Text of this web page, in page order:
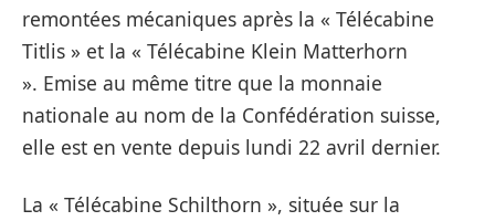
remontées mécaniques après la « Télécabine
Titlis » et la « Télécabine Klein Matterhorn
». Emise au même titre que la monnaie
nationale au nom de la Confédération suisse,
elle est en vente depuis lundi 22 avril dernier.
La « Télécabine Schilthorn », située sur la